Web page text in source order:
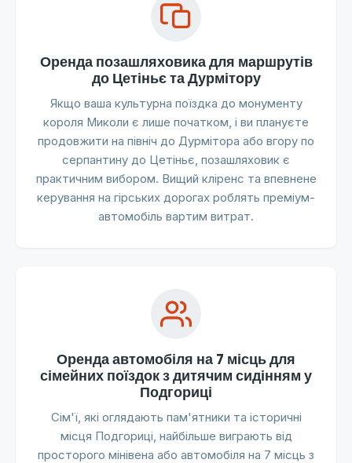
Оренда позашляховика для маршрутів
до Цетіньє та Дурмітору
Якщо ваша культурна поїздка до монументу
короля Миколи є лише початком, і ви плануєте
продовжити на північ до Дурмітора або вгору по
серпантину до Цетіньє, позашляховик є
практичним вибором. Вищий кліренс та впевнене
керування на гірських дорогах роблять преміум-
автомобіль вартим витрат.
Оренда автомобіля на 7 місць для
сімейних поїздок з дитячим сидінням у
Подгориці
Сім'ї, які оглядають пам'ятники та історичні
місця Подгориці, найбільше виграють від
просторого мінівена або автомобіля на 7 місць з